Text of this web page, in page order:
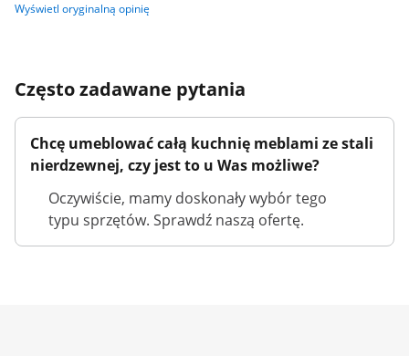
Wyświetl oryginalną opinię
Często zadawane pytania
Chcę umeblować całą kuchnię meblami ze stali
nierdzewnej, czy jest to u Was możliwe?
Oczywiście, mamy doskonały wybór tego
typu sprzętów. Sprawdź naszą ofertę.